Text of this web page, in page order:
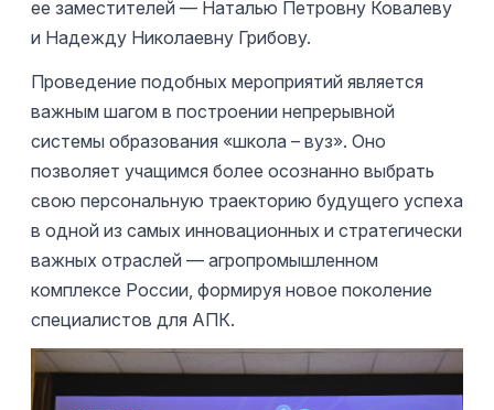
ее заместителей — Наталью Петровну Ковалеву
и Надежду Николаевну Грибову.
Проведение подобных мероприятий является
важным шагом в построении непрерывной
системы образования «школа – вуз». Оно
позволяет учащимся более осознанно выбрать
свою персональную траекторию будущего успеха
в одной из самых инновационных и стратегически
важных отраслей — агропромышленном
комплексе России, формируя новое поколение
специалистов для АПК.